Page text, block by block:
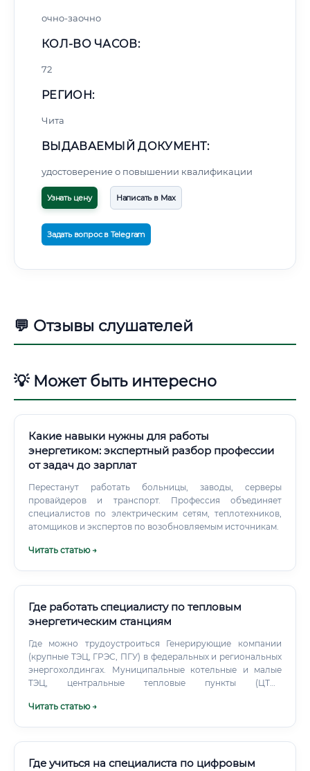
очно-заочно
КОЛ-ВО ЧАСОВ:
72
РЕГИОН:
Чита
ВЫДАВАЕМЫЙ ДОКУМЕНТ:
удостоверение о повышении квалификации
Узнать цену Написать в Max
Задать вопрос в Telegram
💬 Отзывы слушателей
💡 Может быть интересно
Какие навыки нужны для работы
энергетиком: экспертный разбор профессии
от задач до зарплат
Перестанут работать больницы, заводы, серверы
провайдеров и транспорт. Профессия объединяет
специалистов по электрическим сетям, теплотехников,
атомщиков и экспертов по возобновляемым источникам.
Читать статью →
Где работать специалисту по тепловым
энергетическим станциям
Где можно трудоустроиться Генерирующие компании
(крупные ТЭЦ, ГРЭС, ПГУ) в федеральных и региональных
энергохолдингах. Муниципальные котельные и малые
ТЭЦ, центральные тепловые пункты (ЦТП).
металлургия, целлюлозно-бумажные комбинаты).
Читать статью →
Где учиться на специалиста по цифровым